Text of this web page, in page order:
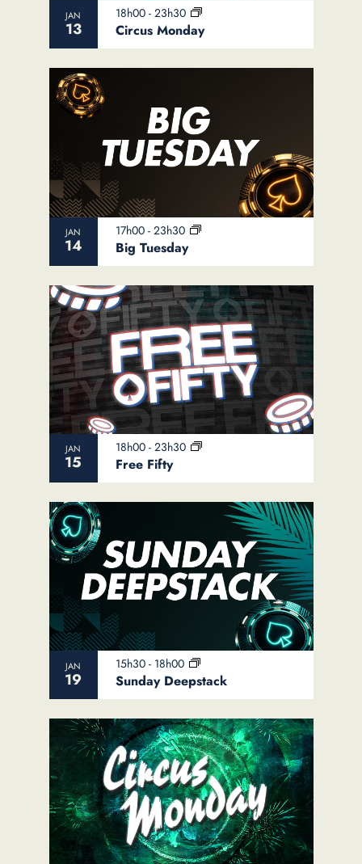
JAN
13 Circus Monday
18h00 - 23h30
JAN
14 Big Tuesday
17h00 - 23h30
JAN
15 Free Fifty
18h00 - 23h30
JAN
19 Sunday Deepstack
15h30 - 18h00